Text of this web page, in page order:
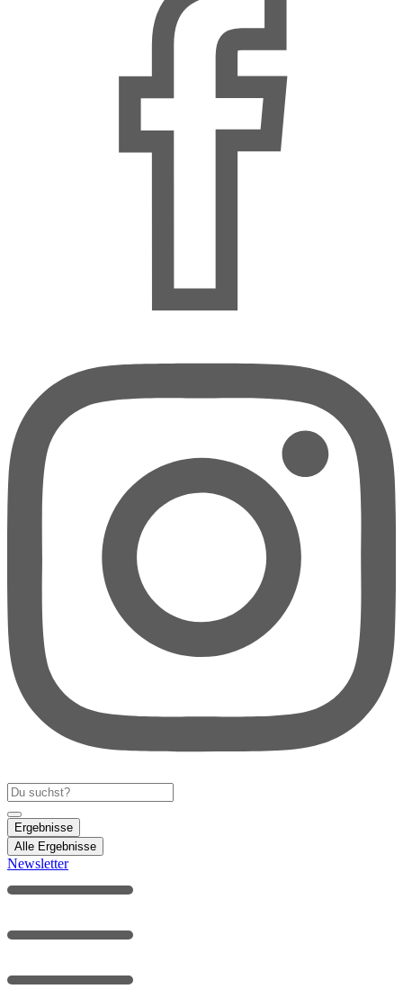
Search
...
Ergebnisse
Alle Ergebnisse
Newsletter